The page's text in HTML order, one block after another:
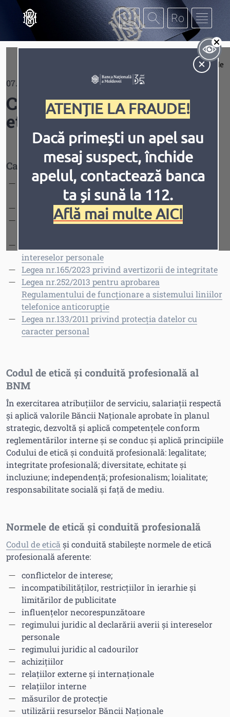
Mergi la conţinutul principal
Inversiune Animațiile
ATENȚIE LA FRAUDE!
Dacă primești un apel sau
mesaj suspect, închide
apelul, contactează banca
ta și sună la 112.
Află mai multe AICI
Extinde
07.04.2023
Cadrul de conformitate și
etică
Cadrul normativ aplicabil:
Legea nr.548/1995 cu privire la Banca Națională a
Legea integrității nr.82/2017
Legea nr.325/2013 privind evaluarea integrității
intereselor personale
Legea nr.165/2023 privind avertizorii de integritate
Legea nr.252/2013 pentru aprobarea
Regulamentului de funcţionare a sistemului liniilor
telefonice anticorupţie
Legea nr.133/2011 privind protecția datelor cu
caracter personal
Codul de etică și conduită profesională al
BNM
În exercitarea atribuțiilor de serviciu, salariații respectă
și aplică valorile Băncii Naționale aprobate în planul
strategic, dezvoltă și aplică competențele conform
reglementărilor interne și se conduc și aplică principiile
Codului de etică și conduită profesională: legalitate;
integritate profesională; diversitate, echitate și
incluziune; independență; profesionalism; loialitate;
responsabilitate socială și față de mediu.
Normele de etică și conduită profesională
Codul de etică și conduită stabilește normele de etică
profesională aferente:
conflictelor de interese;
incompatibilităților, restricțiilor în ierarhie și
limitărilor de publicitate
influențelor necorespunzătoare
regimului juridic al declarării averii și intereselor
personale
regimului juridic al cadourilor
achizițiilor
relațiilor externe și internaționale
relațiilor interne
măsurilor de protecție
utilizării resurselor Băncii Naționale